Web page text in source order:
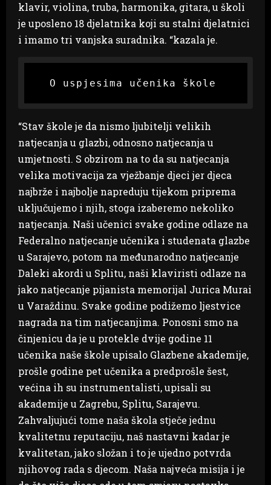
klavir, violina, truba, harmonika, gitara, u školi
je uposleno 18 djelatnika koji su stalni djelatnici
i imamo tri vanjska suradnika. “kazala je.
  O uspjesima učenika škole
“Stav škole je da nismo ljubitelji velikih
natjecanja u glazbi, odnosno natjecanja u
umjetnosti. S obzirom na to da su natjecanja
velika motivacija za vježbanje djeci jer djeca
najbrže i najbolje napreduju tijekom priprema
uključujemo i njih, stoga izaberemo nekoliko
natjecanja. Naši učenici svake godine odlaze na
Federalno natjecanje učenika i studenata glazbe
u Sarajevo, potom na međunarodno natjecanje
Daleki akordi u Splitu, naši klaviristi odlaze na
jako natjecanje pijanista memorijal Jurica Murai
u Varaždinu. Svake godine podižemo ljestvice
nagrada na tim natjecanjima. Ponosni smo na
činjenicu da je u protekle dvije godine 11
učenika naše škole upisalo Glazbene akademije,
prošle godine pet učenika a predprošle šest,
većina ih su instrumentalisti, upisali su
akademije u Zagrebu, Splitu, Sarajevu.
Zahvaljujući tome naša škola stječe jednu
kvalitetnu reputaciju, naš nastavni kadar je
kvalitetan, jako složan i to je ujedno potvrda
njihovog rada s djecom. Naša najveća misija i je